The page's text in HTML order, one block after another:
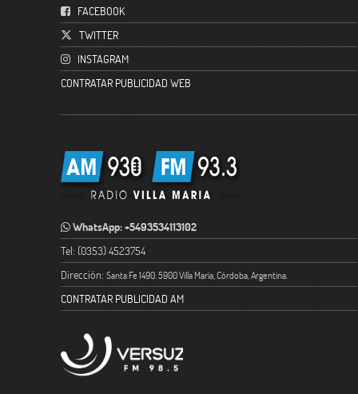
FACEBOOK
TWITTER
INSTAGRAM
CONTRATAR PUBLICIDAD WEB
WhatsApp: +5493534113102
Tel: (0353) 4523754
Dirección: Santa Fe 1490. 5900 Villa María, Córdoba, Argentina.
CONTRATAR PUBLICIDAD AM